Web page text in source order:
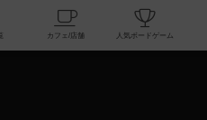
掲示板一覧 カフェ/店舗